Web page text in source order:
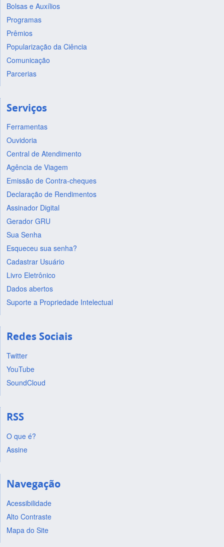
Bolsas e Auxílios
Programas
Prêmios
Popularização da Ciência
Comunicação
Parcerias
Serviços
Ferramentas
Ouvidoria
Central de Atendimento
Agência de Viagem
Emissão de Contra-cheques
Declaração de Rendimentos
Assinador Digital
Gerador GRU
Sua Senha
Esqueceu sua senha?
Cadastrar Usuário
Livro Eletrônico
Dados abertos
Suporte a Propriedade Intelectual
Redes Sociais
Twitter
YouTube
SoundCloud
RSS
O que é?
Assine
Navegação
Acessibilidade
Alto Contraste
Mapa do Site